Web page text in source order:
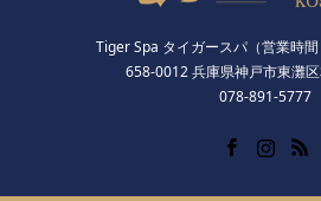
Tiger Spa タイガースパ（営業時間
658-0012 兵庫県神戸市東灘
078-891-5777